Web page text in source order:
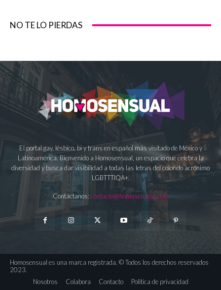
NO TE LO PIERDAS
El portal gay, lésbico, bi y trans en español más visitado de México y
Latinoamérica. Bienvenido a Homosensual, un espacio que celebra la
diversidad y busca dar visibilidad a todas las letras del colorido acrónimo
LGBTTTIQA+.
Contáctanos: contacto@homosensual.com
Homosensual es una marca registrada. © Todos los derechos reservados
2023.
Nosotros
Colabora Contacto Política de privacidad